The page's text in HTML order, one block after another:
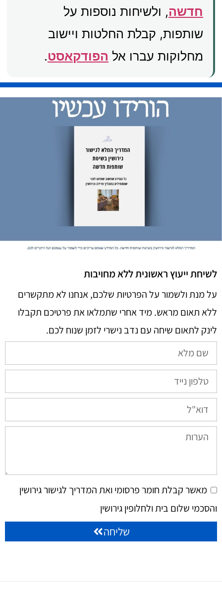
חדשה, ולשיחות נוספות על
שותפות, קבלת החלטות ויישוב
מחלוקות עברו אל הפודקאסט.
לשיחת ייעוץ ראשונית ללא מחויבות
על מנת ולשמור על הפרטיות שלכם, אנחנו לא מתקשרים
ללא תאום מראש. מיד אחרי שתמלאו את פרטיכם תקבלו
לינק לתאום שיחה עם נדב נישרי לזמן שנוח לכם.​
מאשר קבלת חומר פרסומי ואת המדריך לגישור גירושין
והסכמי שלום בית ולחלופין גירושין
שליחה